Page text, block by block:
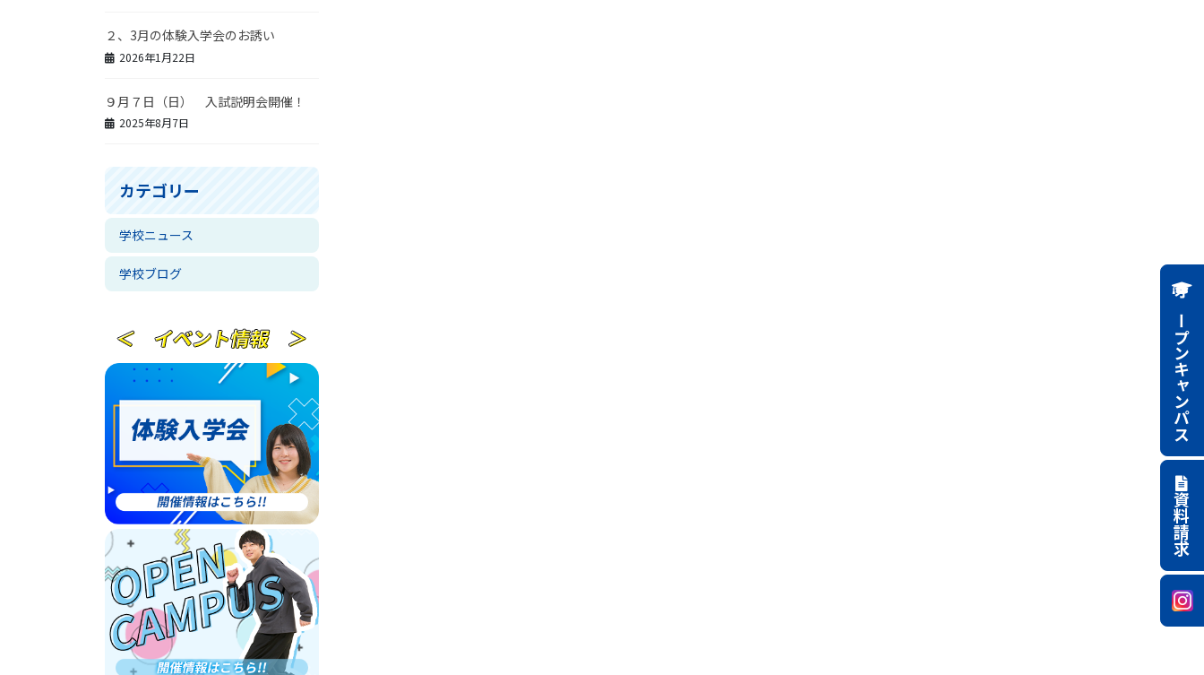
２、3月の体験入学会のお誘い
2026年1月22日
９月７日（日） 入試説明会開催！
2025年8月7日
カテゴリー
学校ニュース
学校ブログ
オープンキャンパス
資料請求